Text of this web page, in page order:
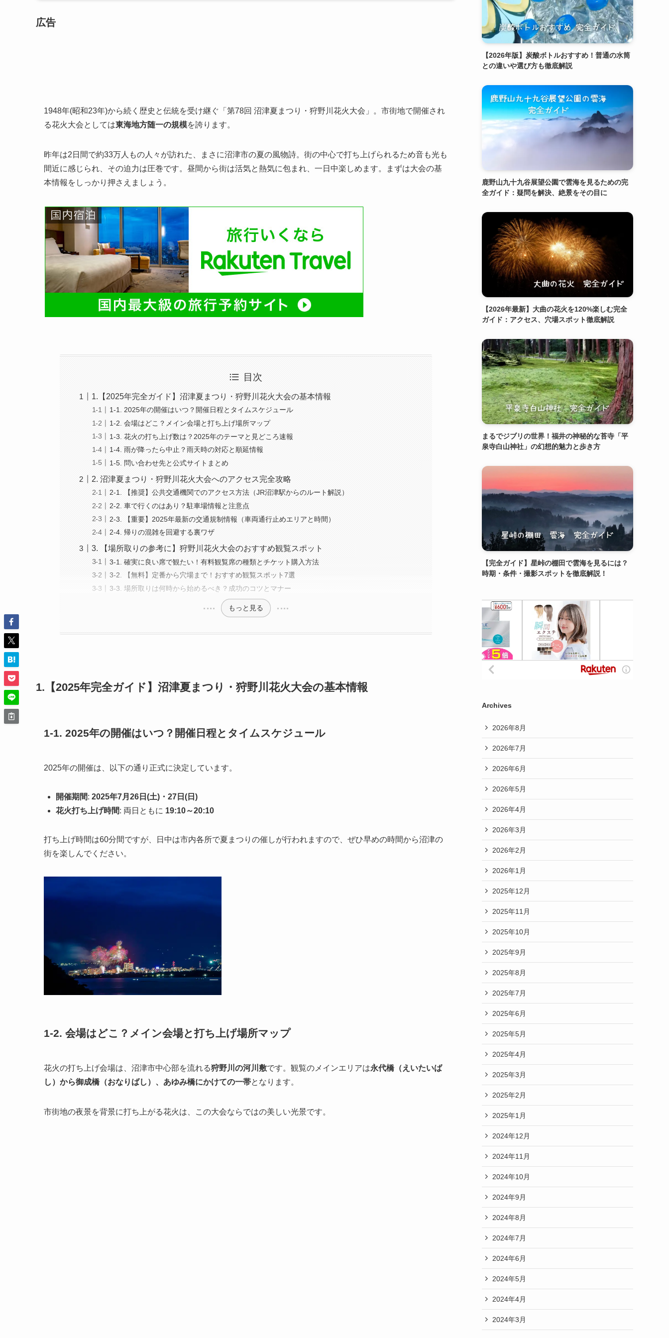
広告
1948年(昭和23年)から続く歴史と伝統を受け継ぐ「第78回 沼津夏まつり・狩野川花火大会」。市街地で開催され
る花火大会としては東海地方随一の規模を誇ります。
昨年は2日間で約33万人もの人々が訪れた、まさに沼津市の夏の風物詩。街の中心で打ち上げられるため音も光も
間近に感じられ、その迫力は圧巻です。昼間から街は活気と熱気に包まれ、一日中楽しめます。まずは大会の基
本情報をしっかり押さえましょう。
目次
1.【2025年完全ガイド】沼津夏まつり・狩野川花火大会の基本情報
1-1. 2025年の開催はいつ？開催日程とタイムスケジュール
1-2. 会場はどこ？メイン会場と打ち上げ場所マップ
1-3. 花火の打ち上げ数は？2025年のテーマと見どころ速報
1-4. 雨が降ったら中止？雨天時の対応と順延情報
1-5. 問い合わせ先と公式サイトまとめ
2. 沼津夏まつり・狩野川花火大会へのアクセス完全攻略
2-1. 【推奨】公共交通機関でのアクセス方法（JR沼津駅からのルート解説）
2-2. 車で行くのはあり？駐車場情報と注意点
2-3. 【重要】2025年最新の交通規制情報（車両通行止めエリアと時間）
2-4. 帰りの混雑を回避する裏ワザ
3. 【場所取りの参考に】狩野川花火大会のおすすめ観覧スポット
3-1. 確実に良い席で観たい！有料観覧席の種類とチケット購入方法
3-2. 【無料】定番から穴場まで！おすすめ観覧スポット7選
3-3. 場所取りは何時から始めるべき？成功のコツとマナー
もっと見る
1.【2025年完全ガイド】沼津夏まつり・狩野川花火大会の基本情報
1-1. 2025年の開催はいつ？開催日程とタイムスケジュール
2025年の開催は、以下の通り正式に決定しています。
開催期間: 2025年7月26日(土)・27日(日)
花火打ち上げ時間: 両日ともに 19:10～20:10
打ち上げ時間は60分間ですが、日中は市内各所で夏まつりの催しが行われますので、ぜひ早めの時間から沼津の
街を楽しんでください。
1-2. 会場はどこ？メイン会場と打ち上げ場所マップ
花火の打ち上げ会場は、沼津市中心部を流れる狩野川の河川敷です。観覧のメインエリアは永代橋（えいたいば
し）から御成橋（おなりばし）、あゆみ橋にかけての一帯となります。
市街地の夜景を背景に打ち上がる花火は、この大会ならではの美しい光景です。
【2026年版】炭酸ボトルおすすめ！普通の水筒
との違いや選び方も徹底解説
鹿野山九十九谷展望公園で雲海を見るための完
全ガイド：疑問を解決、絶景をその目に
【2026年最新】大曲の花火を120%楽しむ完全
ガイド：アクセス、穴場スポット徹底解説
まるでジブリの世界！福井の神秘的な苔寺「平
泉寺白山神社」の幻想的魅力と歩き方
【完全ガイド】星峠の棚田で雲海を見るには？
時期・条件・撮影スポットを徹底解説！
Archives
2026年8月
2026年7月
2026年6月
2026年5月
2026年4月
2026年3月
2026年2月
2026年1月
2025年12月
2025年11月
2025年10月
2025年9月
2025年8月
2025年7月
2025年6月
2025年5月
2025年4月
2025年3月
2025年2月
2025年1月
2024年12月
2024年11月
2024年10月
2024年9月
2024年8月
2024年7月
2024年6月
2024年5月
2024年4月
2024年3月